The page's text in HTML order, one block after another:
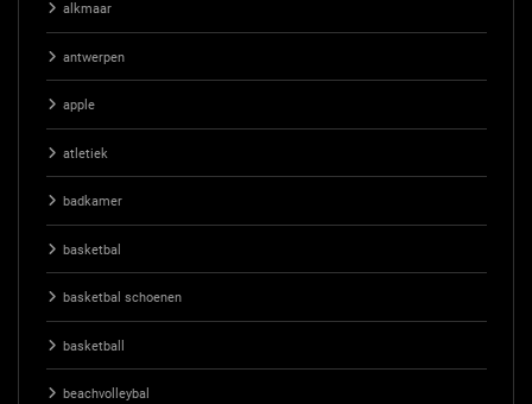
alkmaar
antwerpen
apple
atletiek
badkamer
basketbal
basketbal schoenen
basketball
beachvolleybal